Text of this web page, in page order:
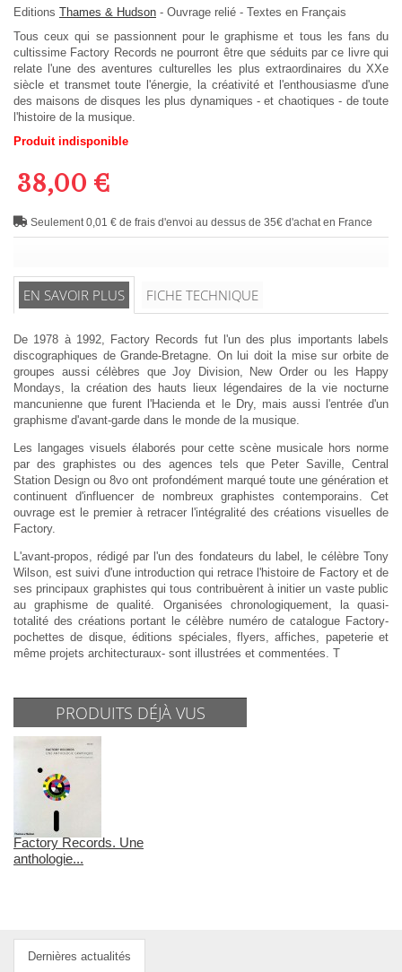
Editions Thames & Hudson - Ouvrage relié - Textes en Français
Tous ceux qui se passionnent pour le graphisme et tous les fans du
cultissime Factory Records ne pourront être que séduits par ce livre qui
relate l'une des aventures culturelles les plus extraordinaires du XXe
siècle et transmet toute l'énergie, la créativité et l'enthousiasme d'une
des maisons de disques les plus dynamiques - et chaotiques - de toute
l'histoire de la musique.
Produit indisponible
38,00 €
Seulement 0,01 € de frais d'envoi au dessus de 35€ d'achat en France
EN SAVOIR PLUS FICHE TECHNIQUE
De 1978 à 1992, Factory Records fut l'un des plus importants labels
discographiques de Grande-Bretagne. On lui doit la mise sur orbite de
groupes aussi célèbres que Joy Division, New Order ou les Happy
Mondays, la création des hauts lieux légendaires de la vie nocturne
mancunienne que furent l'Hacienda et le Dry, mais aussi l'entrée d'un
graphisme d'avant-garde dans le monde de la musique.
Les langages visuels élaborés pour cette scène musicale hors norme
par des graphistes ou des agences tels que Peter Saville, Central
Station Design ou 8vo ont profondément marqué toute une génération et
continuent d'influencer de nombreux graphistes contemporains. Cet
ouvrage est le premier à retracer l'intégralité des créations visuelles de
Factory.
L'avant-propos, rédigé par l'un des fondateurs du label, le célèbre Tony
Wilson, est suivi d'une introduction qui retrace l'histoire de Factory et de
ses principaux graphistes qui tous contribuèrent à initier un vaste public
au graphisme de qualité. Organisées chronologiquement, la quasi-
totalité des créations portant le célèbre numéro de catalogue Factory-
pochettes de disque, éditions spéciales, flyers, affiches, papeterie et
même projets architecturaux- sont illustrées et commentées. T
PRODUITS DÉJÀ VUS
Factory Records. Une
anthologie...
Dernières actualités